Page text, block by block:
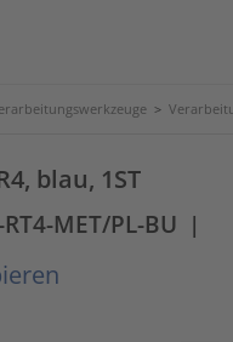
>
blau, 1ST
MET/PL-BU |